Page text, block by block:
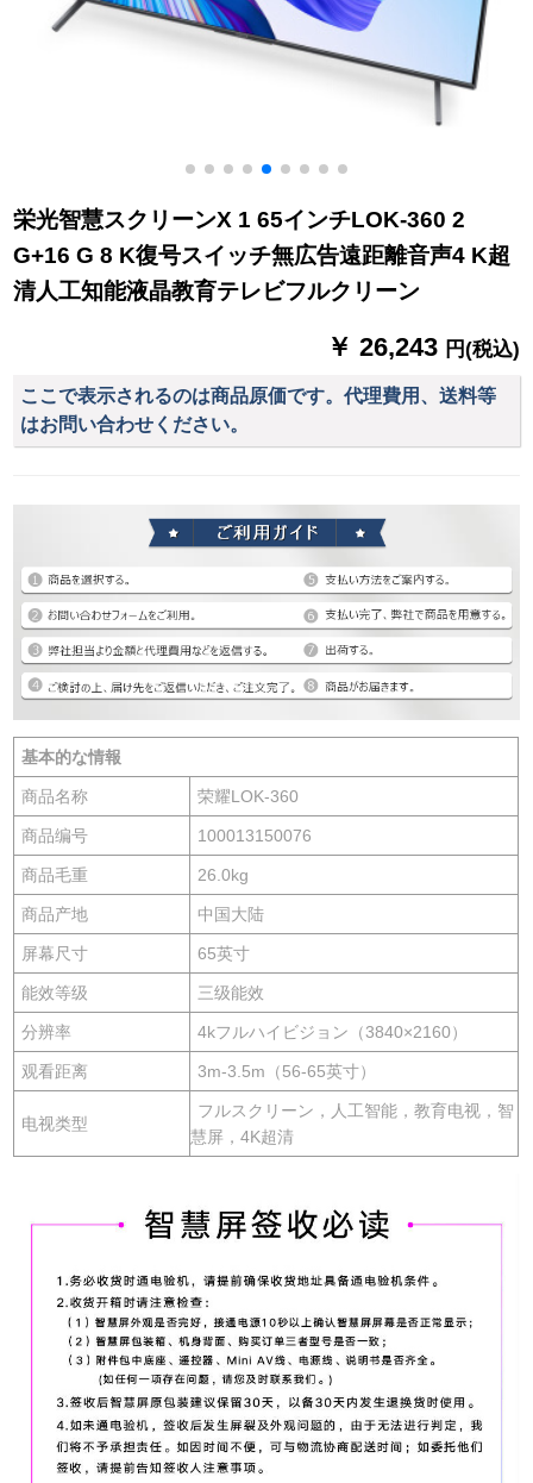
栄光智慧スクリーンX 1 65インチLOK-360 2
G+16 G 8 K復号スイッチ無広告遠距離音声4 K超
清人工知能液晶教育テレビフルクリーン
￥ 26,243 円(税込)
ここで表示されるのは商品原価です。代理費用、送料等
はお問い合わせください。
基本的な情報
商品名称 荣耀LOK-360
商品编号 100013150076
商品毛重 26.0kg
商品产地 中国大陆
屏幕尺寸 65英寸
能效等级 三级能效
分辨率 4kフルハイビジョン（3840×2160）
观看距离 3m-3.5m（56-65英寸）
电视类型
フルスクリーン，人工智能，教育电视，智
慧屏，4K超清